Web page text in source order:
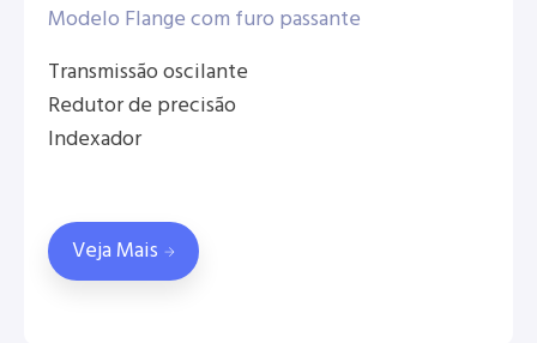
Modelo Flange com furo passante
Transmissão oscilante
Redutor de precisão
Indexador
Veja Mais